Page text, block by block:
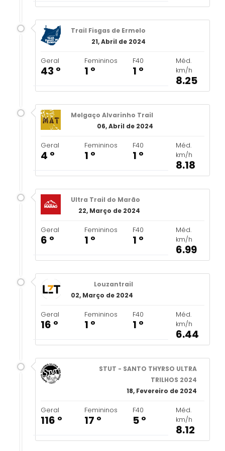
Trail Fisgas de Ermelo
21, Abril de 2024
Geral
43 º
Femininos
1 º
F40
1 º
Méd.
km/h
8.25
Melgaço Alvarinho Trail
06, Abril de 2024
Geral
4 º
Femininos
1 º
F40
1 º
Méd.
km/h
8.18
Ultra Trail do Marão
22, Março de 2024
Geral
6 º
Femininos
1 º
F40
1 º
Méd.
km/h
6.99
Louzantrail
02, Março de 2024
Geral
16 º
Femininos
1 º
F40
1 º
Méd.
km/h
6.44
STUT - SANTO THYRSO ULTRA
TRILHOS 2024
18, Fevereiro de 2024
Geral
116 º
Femininos
17 º
F40
5 º
Méd.
km/h
8.12